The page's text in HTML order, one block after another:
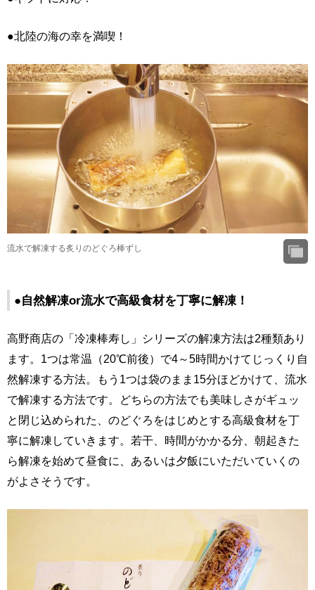
●北陸の海の幸を満喫！
流水で解凍する炙りのどぐろ棒ずし
●自然解凍or流水で高級食材を丁寧に解凍！
高野商店の「冷凍棒寿し」シリーズの解凍方法は2種類あり
ます。1つは常温（20℃前後）で4～5時間かけてじっくり自
然解凍する方法。もう1つは袋のまま15分ほどかけて、流水
で解凍する方法です。どちらの方法でも美味しさがギュッ
と閉じ込められた、のどぐろをはじめとする高級食材を丁
寧に解凍していきます。若干、時間がかかる分、朝起きた
ら解凍を始めて昼食に、あるいは夕飯にいただいていくの
がよさそうです。